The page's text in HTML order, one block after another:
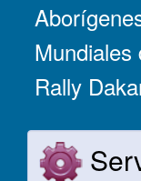
Mundiales
Rally